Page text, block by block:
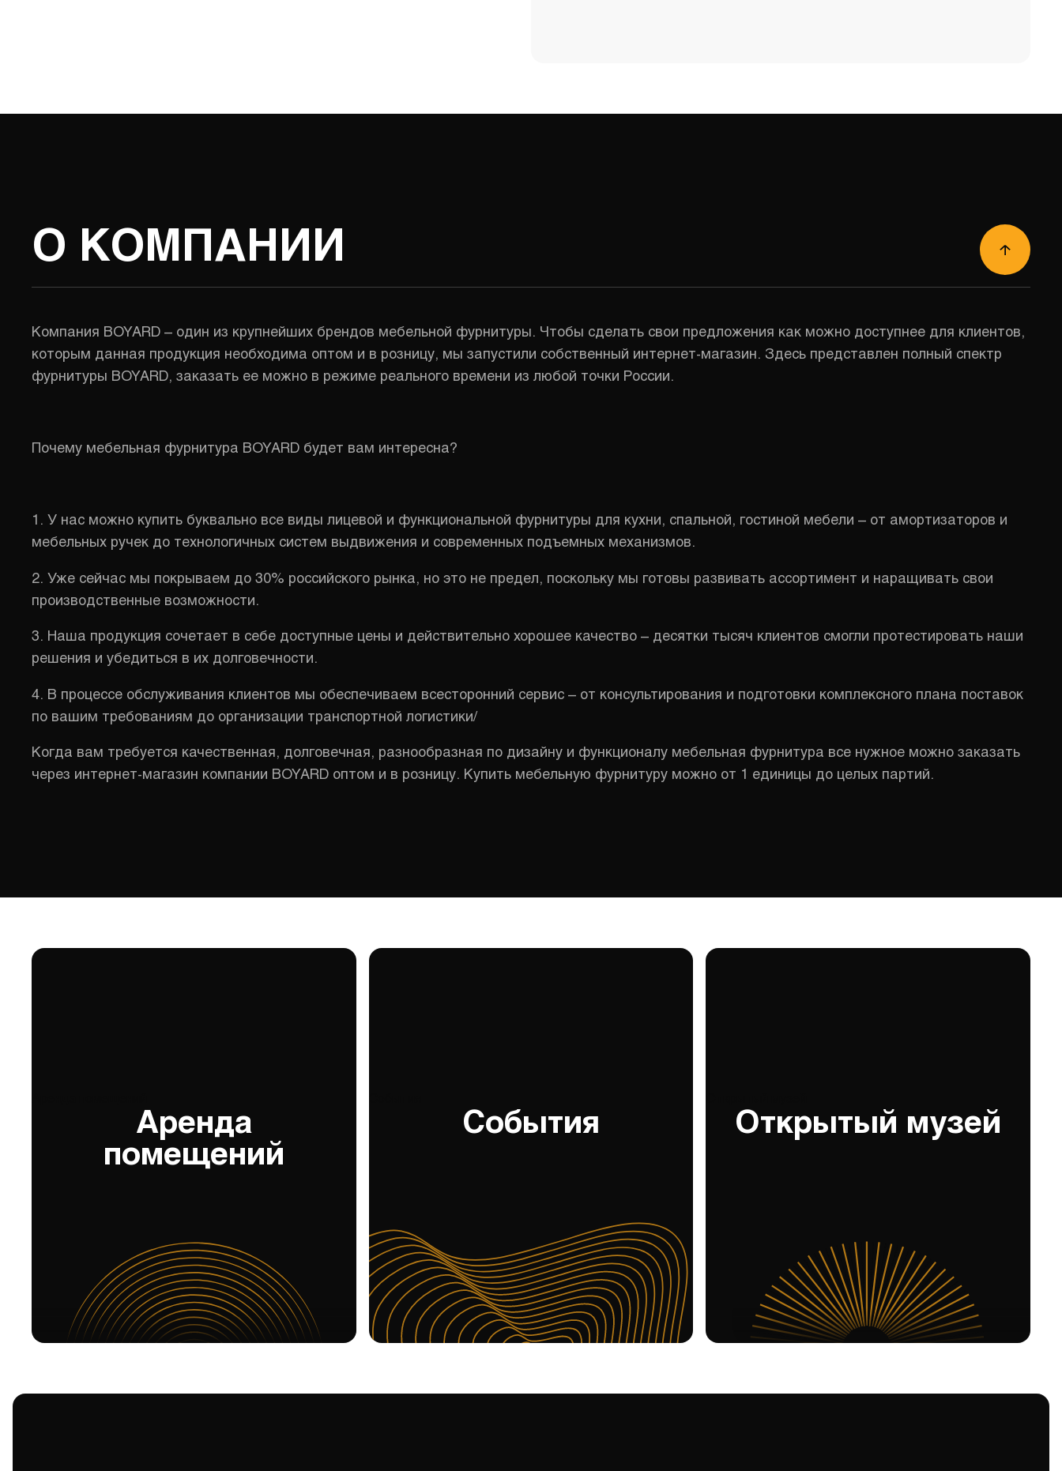
О КОМПАНИИ
Компания BOYARD – один из крупнейших брендов мебельной фурнитуры. Чтобы сделать свои предложения как можно доступнее для клиентов,
которым данная продукция необходима оптом и в розницу, мы запустили собственный интернет-магазин. Здесь представлен полный спектр
фурнитуры BOYARD, заказать ее можно в режиме реального времени из любой точки России.
Почему мебельная фурнитура BOYARD будет вам интересна?
1. У нас можно купить буквально все виды лицевой и функциональной фурнитуры для кухни, спальной, гостиной мебели – от амортизаторов и
мебельных ручек до технологичных систем выдвижения и современных подъемных механизмов.
2. Уже сейчас мы покрываем до 30% российского рынка, но это не предел, поскольку мы готовы развивать ассортимент и наращивать свои
производственные возможности.
3. Наша продукция сочетает в себе доступные цены и действительно хорошее качество – десятки тысяч клиентов смогли протестировать наши
решения и убедиться в их долговечности.
4. В процессе обслуживания клиентов мы обеспечиваем всесторонний сервис – от консультирования и подготовки комплексного плана поставок
по вашим требованиям до организации транспортной логистики/
Когда вам требуется качественная, долговечная, разнообразная по дизайну и функционалу мебельная фурнитура все нужное можно заказать
через интернет-магазин компании BOYARD оптом и в розницу. Купить мебельную фурнитуру можно от 1 единицы до целых партий.
Аренда
помещений
События Открытый музей